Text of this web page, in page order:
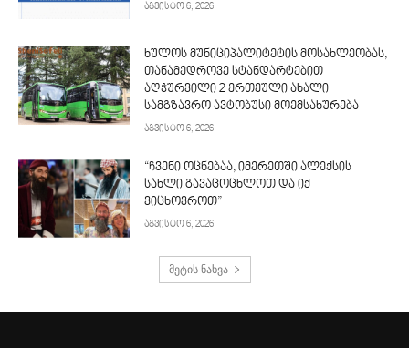
აგვისტო 6, 2026
ხულოს მუნიციპალიტეტის მოსახლეობას,
თანამედროვე სტანდარტებით
აღჭურვილი 2 ერთეული ახალი
სამგზავრო ავტობუსი მოემსახურება
აგვისტო 6, 2026
“ჩვენი ოცნებაა, იმერეთში ალექსის
სახლი გავაცოცხლოთ და იქ
ვიცხოვროთ”
აგვისტო 6, 2026
მეტის ნახვა